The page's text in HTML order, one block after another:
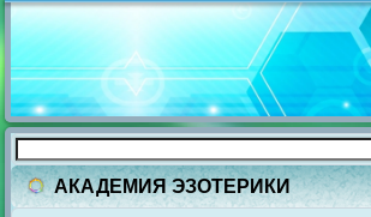
АКАДЕМИЯ ЭЗОТЕРИКИ